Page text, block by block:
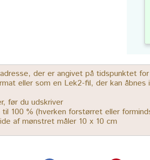
der er angivet på tidspunktet
eller som en Lek2-fil, der kan åbnes
før du udskriver
100 % (hverken forstørret eller
af mønstret måler 10 x 10 cm